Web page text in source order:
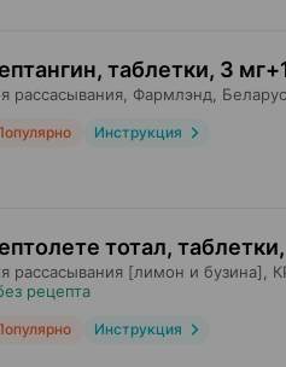
таблетки, 3
рассасывания, Фармлэнд ,
Инструкция
тотал, таблетки,
рассасывания [лимон и бузина],
рецепта
Инструкция